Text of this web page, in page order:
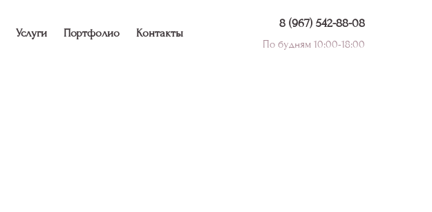
Услуги Портфолио Контакты
8 (967) 542-88-08
По будням 10:00-18:00